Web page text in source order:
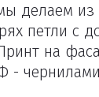
делаем
петли с
на
-